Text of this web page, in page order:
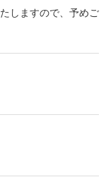
しますので、予めご